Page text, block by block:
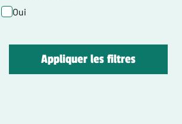
Oui
Appliquer les filtres